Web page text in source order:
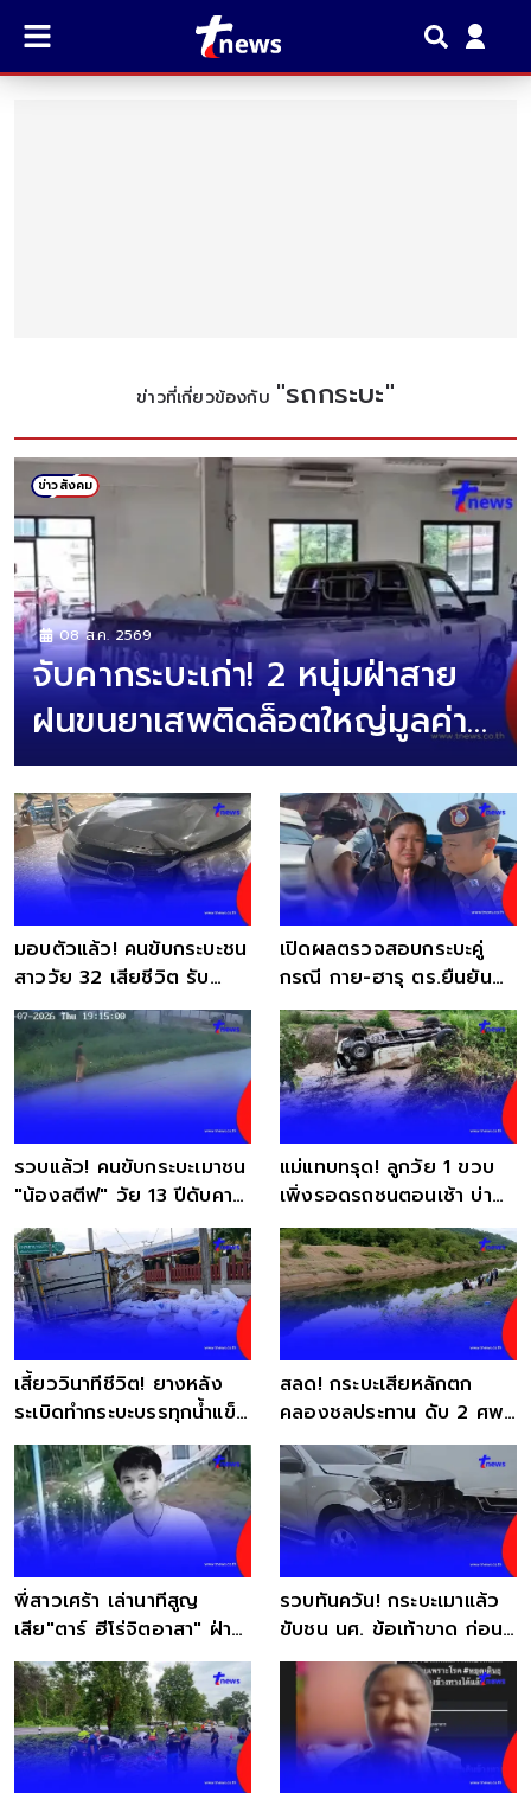
ข่าวที่เกี่ยวข้องกับ "รถกระบะ"
ข่าวสังคม
08 ส.ค. 2569
จับคากระบะเก่า! 2 หนุ่มฝ่าสาย
ฝนขนยาเสพติดล็อตใหญ่มูลค่า
100 ล้าน
มอบตัวแล้ว! คนขับกระบะชน
สาววัย 32 เสียชีวิต รับ
ตกใจจึงขับหนี
เปิดผลตรวจสอบกระบะคู่
กรณี กาย-ฮารุ ตร.ยืนยัน
ชัด ภรรยาไหว้ร้องไห้โฮ
รวบแล้ว! คนขับกระบะเมาชน
"น้องสตีฟ" วัย 13 ปีดับคาที่
ก่อนหลบหนี
แม่แทบทรุด! ลูกวัย 1 ขวบ
เพิ่งรอดรถชนตอนเช้า บ่าย
อุบัติเหตุรถคว่ำ
เสี้ยววินาทีชีวิต! ยางหลัง
ระเบิดทำกระบะบรรทุกน้ำแข็ง
พลิกคว่ำ
สลด! กระบะเสียหลักตก
คลองชลประทาน ดับ 2 ศพ
ตำรวจเร่งหาสาเหตุ
พี่สาวเศร้า เล่านาทีสูญ
เสีย"ตาร์ ฮีโร่จิตอาสา" ฝ่า
ฝนช่วยคนเจ็บ
รวบทันควัน! กระบะเมาแล้ว
ขับชน นศ. ข้อเท้าขาด ก่อน
ซิ่งหนี